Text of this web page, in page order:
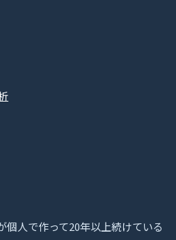
人で作って20年以上続けている